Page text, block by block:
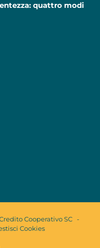
quattro modi
Cooperativo SC -
Cookies